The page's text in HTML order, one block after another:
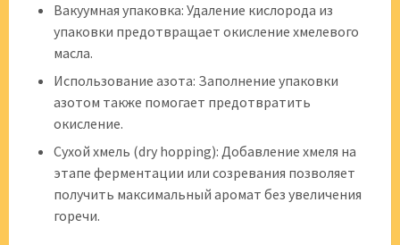
Вакуумная упаковка: Удаление кислорода из
упаковки предотвращает окисление хмелевого
масла.
Использование азота: Заполнение упаковки
азотом также помогает предотвратить
окисление.
Сухой хмель (dry hopping): Добавление хмеля на
этапе ферментации или созревания позволяет
получить максимальный аромат без увеличения
горечи.